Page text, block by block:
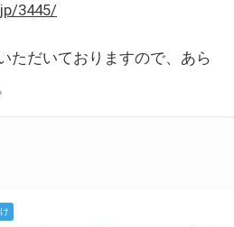
3445/
ただいておりますので、あら